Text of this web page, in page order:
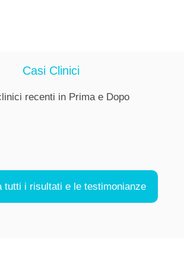
Casi Clinici
recenti in Prima e Dopo
tutti i risultati e le testimonianze